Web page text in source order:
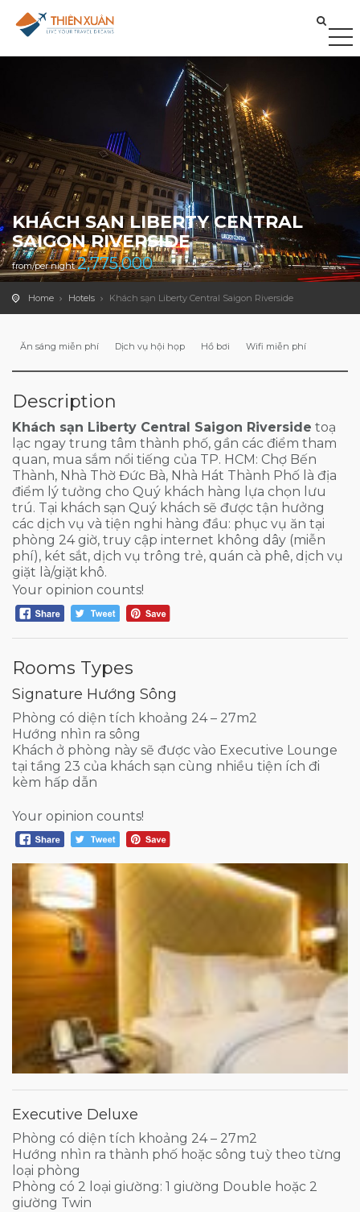
KHÁCH SẠN LIBERTY CENTRAL
SAIGON RIVERSIDE
from/per night2,775,000
Home Hotels Khách sạn Liberty Central Saigon Riverside
Ăn sáng miễn phí Dịch vụ hội họp Hồ bơi Wifi miễn phí
Description
Khách sạn Liberty Central Saigon Riverside toạ
lạc ngay trung tâm thành phố, gần các điểm tham
quan, mua sắm nổi tiếng của TP. HCM: Chợ Bến
Thành, Nhà Thờ Đức Bà, Nhà Hát Thành Phố là địa
điểm lý tưởng cho Quý khách hàng lựa chọn lưu
trú. Tại khách sạn Quý khách sẽ được tận hưởng
các dịch vụ và tiện nghi hàng đầu: phục vụ ăn tại
phòng 24 giờ, truy cập internet không dây (miễn
phí), két sắt, dịch vụ trông trẻ, quán cà phê, dịch vụ
giặt là/giặt khô.
Your opinion counts!
Rooms Types
Signature Hướng Sông
Phòng có diện tích khoảng 24 – 27m2
Hướng nhìn ra sông
Khách ở phòng này sẽ được vào Executive Lounge
tại tầng 23 của khách sạn cùng nhiều tiện ích đi
kèm hấp dẫn
Your opinion counts!
Executive Deluxe
Phòng có diện tích khoảng 24 – 27m2
Hướng nhìn ra thành phố hoặc sông tuỳ theo từng
loại phòng
Phòng có 2 loại giường: 1 giường Double hoặc 2
giường Twin